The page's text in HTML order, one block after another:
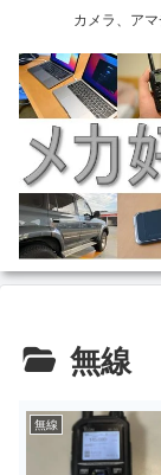
カメラ、ア
無線
無線